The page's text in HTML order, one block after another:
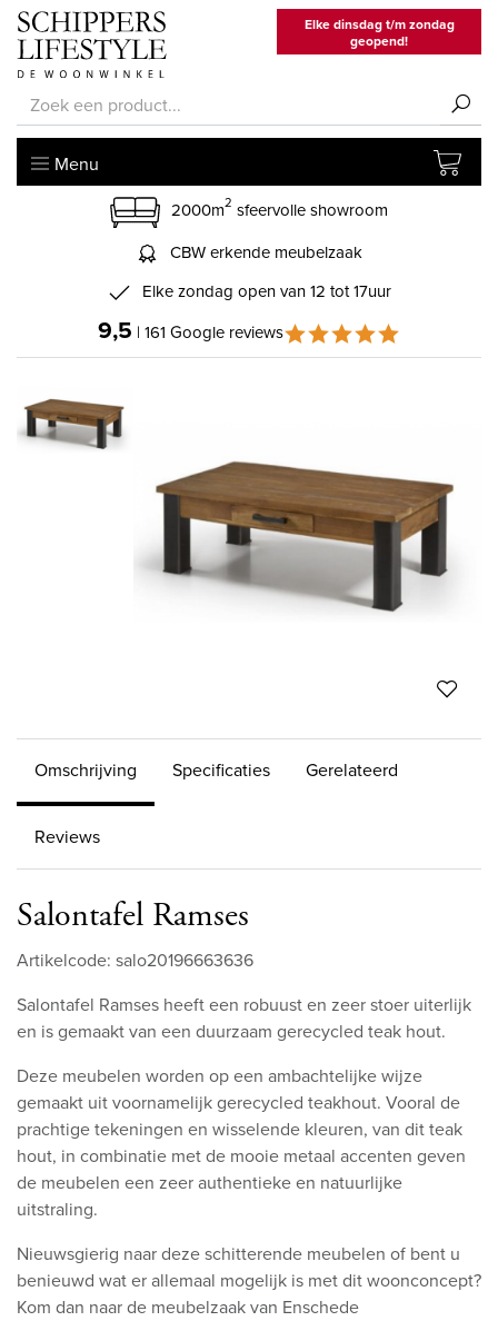
Elke dinsdag t/m zondag
geopend!
Menu
2000m2 sfeervolle showroom
CBW erkende meubelzaak
Elke zondag open van 12 tot 17uur
9,5 | 161 Google reviews
Omschrijving Specificaties Gerelateerd
Reviews
Salontafel Ramses
Artikelcode: salo20196663636
Salontafel Ramses heeft een robuust en zeer stoer uiterlijk
en is gemaakt van een duurzaam gerecycled teak hout.
Deze meubelen worden op een ambachtelijke wijze
gemaakt uit voornamelijk gerecycled teakhout. Vooral de
prachtige tekeningen en wisselende kleuren, van dit teak
hout, in combinatie met de mooie metaal accenten geven
de meubelen een zeer authentieke en natuurlijke
uitstraling.
Nieuwsgierig naar deze schitterende meubelen of bent u
benieuwd wat er allemaal mogelijk is met dit woonconcept?
Kom dan naar de meubelzaak van Enschede